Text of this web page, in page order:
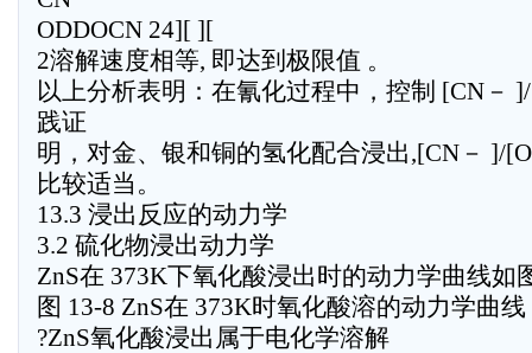
ODDOCN 24][ ][
2溶解速度相等, 即达到极限值 。
以上分析表明：在氰化过程中，控制 [CN－
践证
明，对金、银和铜的氢化配合浸出,[CN－ ]/
比较适当。
13.3 浸出反应的动力学
3.2 硫化物浸出动力学
ZnS在 373K下氧化酸浸出时的动力学曲线如
图 13-8 ZnS在 373K时氧化酸溶的动力学曲线
?ZnS氧化酸浸出属于电化学溶解